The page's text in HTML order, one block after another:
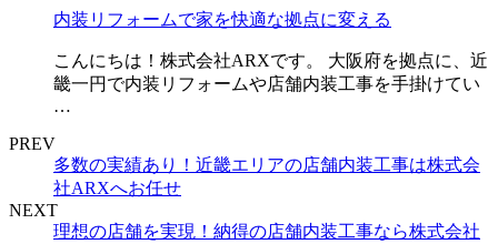
内装リフォームで家を快適な拠点に変える
こんにちは！株式会社ARXです。 大阪府を拠点に、近
畿一円で内装リフォームや店舗内装工事を手掛けてい
…
PREV
多数の実績あり！近畿エリアの店舗内装工事は株式会
社ARXへお任せ
NEXT
理想の店舗を実現！納得の店舗内装工事なら株式会社